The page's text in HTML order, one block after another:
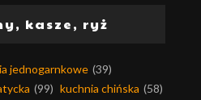
kasze, ryż
jednogarnkowe (39)
(99) kuchnia chińska (58)